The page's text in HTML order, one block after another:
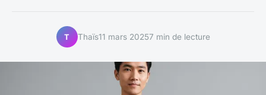
T Thaïs11 mars 20257 min de lecture